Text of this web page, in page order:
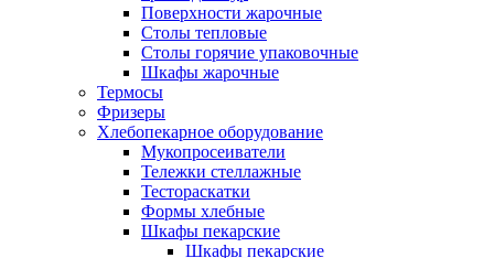
Поверхности жарочные
Столы тепловые
Столы горячие упаковочные
Шкафы жарочные
Термосы
Фризеры
Хлебопекарное оборудование
Мукопросеиватели
Тележки стеллажные
Тестораскатки
Формы хлебные
Шкафы пекарские
Шкафы пекарские